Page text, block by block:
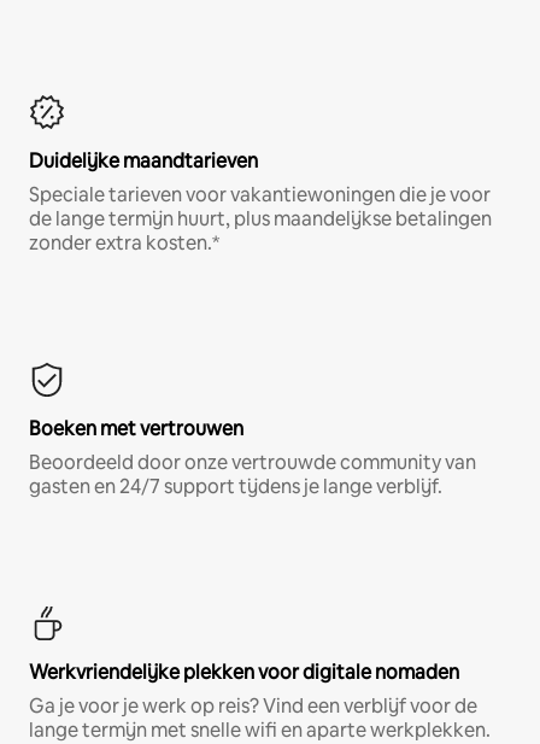
Duidelijke maandtarieven
Speciale tarieven voor vakantiewoningen die je voor
de lange termijn huurt, plus maandelijkse betalingen
zonder extra kosten.*
Boeken met vertrouwen
Beoordeeld door onze vertrouwde community van
gasten en 24/7 support tijdens je lange verblijf.
Werkvriendelijke plekken voor digitale nomaden
Ga je voor je werk op reis? Vind een verblijf voor de
lange termijn met snelle wifi en aparte werkplekken.